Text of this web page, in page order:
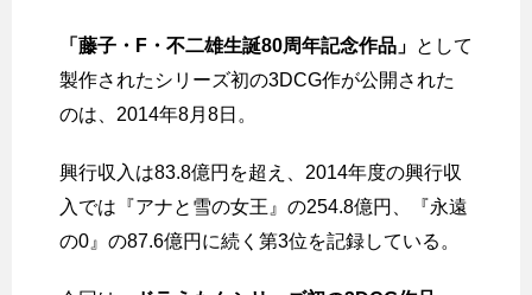
「藤子・F・不二雄生誕80周年記念作品」 として
製作されたシリーズ初の3DCG作が公開された
のは、2014年8月8日。
興行収入は83.8億円を超え、2014年度の興行収
入では『アナと雪の女王』の254.8億円、『永遠
の0』の87.6億円に続く第3位を記録している。